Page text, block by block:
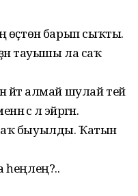
өҫтөнә барып сыҡты.
тауышы ла саҡ
әйтә алмай шулай тей
әсә лә эйәргән.
быуылды. Ҡатын
һеңлең?..